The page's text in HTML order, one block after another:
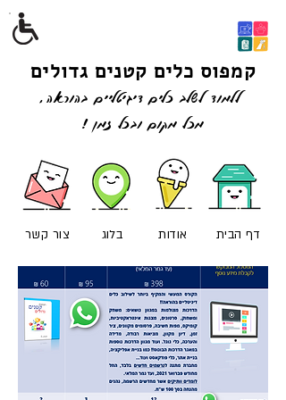
קמפוס כלים קטנים גדולים
ללמוד לשלב כלים דיגיטליים בהוראה,
מכל מקום ובכל זמן !
צור קשר בלוג אודות דף הבית